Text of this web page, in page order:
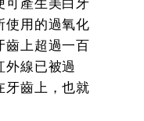
可產生美白牙
使用的過氧化
齒上超過一百
外線已被過
牙齒上，也就